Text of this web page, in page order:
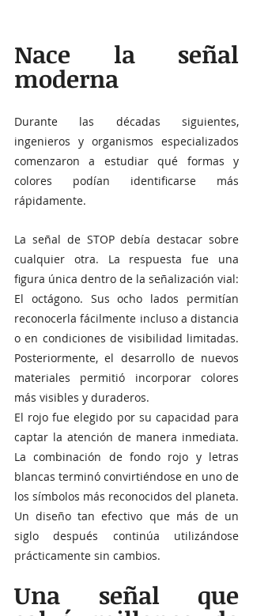
Nace la señal
moderna
Durante las décadas siguientes,
ingenieros y organismos especializados
comenzaron a estudiar qué formas y
colores podían identificarse más
rápidamente.
La señal de STOP debía destacar sobre
cualquier otra. La respuesta fue una
figura única dentro de la señalización vial:
El octágono. Sus ocho lados permitían
reconocerla fácilmente incluso a distancia
o en condiciones de visibilidad limitadas.
Posteriormente, el desarrollo de nuevos
materiales permitió incorporar colores
más visibles y duraderos.
El rojo fue elegido por su capacidad para
captar la atención de manera inmediata.
La combinación de fondo rojo y letras
blancas terminó convirtiéndose en uno de
los símbolos más reconocidos del planeta.
Un diseño tan efectivo que más de un
siglo después continúa utilizándose
prácticamente sin cambios.
Una señal que